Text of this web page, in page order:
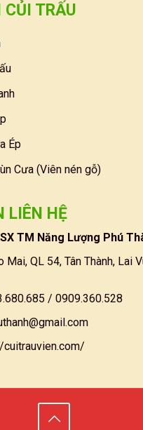
TRẤU
Ép
Cưa (Viên nén gỗ)
LIÊN HỆ
TM Năng Lượng Phú
Mai, QL 54, Tân Thành, Lai
/ 0909.360.528